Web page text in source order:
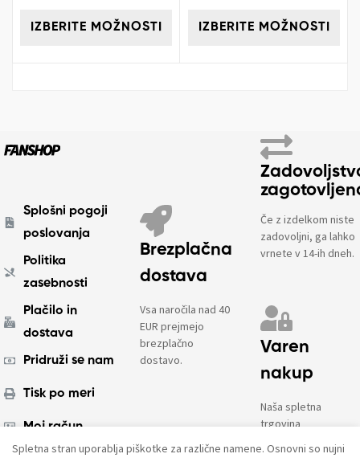
IZBERITE MOŽNOSTI IZBERITE MOŽNOSTI
Splošni pogoji
poslovanja
Politika
zasebnosti
Plačilo in
dostava
Pridruži se nam
Tisk po meri
Moj račun
Brezplačna
dostava
Vsa naročila nad 40
EUR prejmejo
brezplačno
dostavo.
Če z izdelkom niste
zadovoljni, ga lahko
vrnete v 14-ih dneh.
Varen
nakup
Naša spletna
trgovina
enkripcijo in PCI
Spletna stran uporablja piškotke za različne namene. Osnovni so nujni